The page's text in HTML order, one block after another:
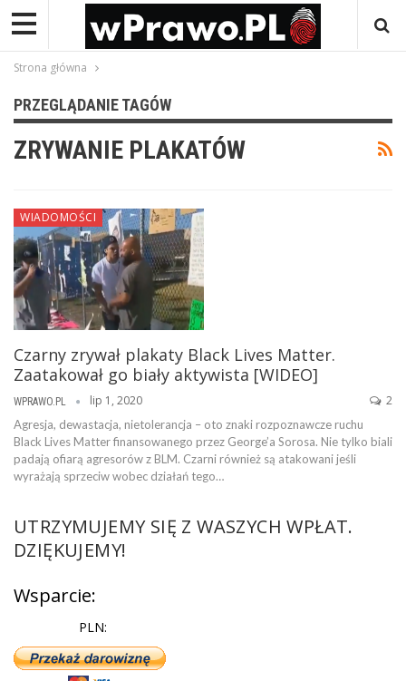
Strona główna
PRZEGLĄDANIE TAGÓW
ZRYWANIE PLAKATÓW
WIADOMOŚCI
Czarny zrywał plakaty Black Lives Matter.
Zaatakował go biały aktywista [WIDEO]
WPRAWO.PL lip 1, 2020 2
Agresja, dewastacja, nietolerancja – oto znaki rozpoznawcze ruchu
Black Lives Matter finansowanego przez George’a Sorosa. Nie tylko biali
padają ofiarą agresorów z BLM. Czarni również są atakowani jeśli
wyrażają sprzeciw wobec działań tego…
UTRZYMUJEMY SIĘ Z WASZYCH WPŁAT.
DZIĘKUJEMY!
Wsparcie:
PLN: